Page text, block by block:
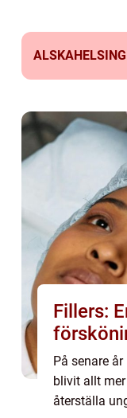
Fillers:
På senare
blivit allt
återställa